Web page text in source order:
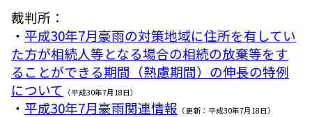
裁判所：
・ 平成30年7月豪雨の対策地域に住所を有してい
た方が相続人等となる場合の相続の放棄等をす
ることができる期間（熟慮期間）の伸長の特例
について （平成30年7月18日）
・ 平成30年7月豪雨関連情報 （更新：平成30年7月18日）